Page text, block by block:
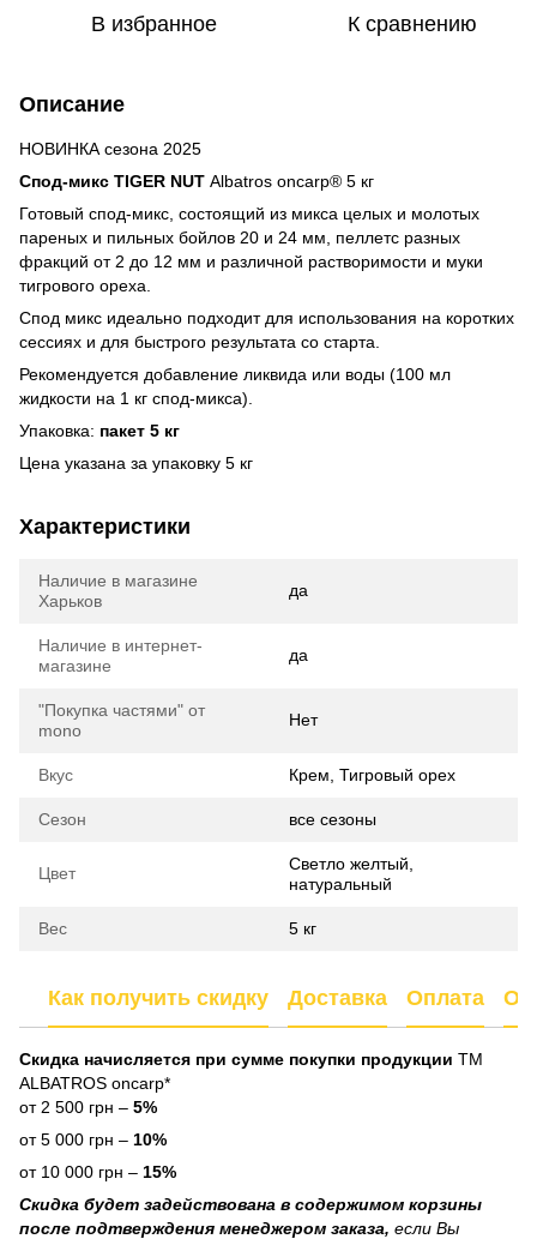
В избранное К сравнению
Описание
НОВИНКА сезона 2025
Спод-микс TIGER NUT Albatros onсarp® 5 кг
Готовый спод-микс, состоящий из микса целых и молотых
пареных и пильных бойлов 20 и 24 мм, пеллетс разных
фракций от 2 до 12 мм и различной растворимости и муки
тигрового ореха.
Спод микс идеально подходит для использования на коротких
сессиях и для быстрого результата со старта.
Рекомендуется добавление ликвида или воды (100 мл
жидкости на 1 кг спод-микса).
Упаковка: пакет 5 кг
Цена указана за упаковку 5 кг
Характеристики
Наличие в магазине
Харьков
да
Наличие в интернет-
магазине
да
"Покупка частями" от
mono
Нет
Вкус Крем, Тигровый орех
Сезон все сезоны
Цвет
Светло желтый,
натуральный
Вес 5 кг
Как получить скидку Доставка Оплата
Скидка начисляется при сумме покупки продукции ТМ
ALBATROS oncarp*
от 2 500 грн – 5%
от 5 000 грн – 10%
от 10 000 грн – 15%
Скидка будет задействована в содержимом корзины
после подтверждения менеджером заказа, если Вы